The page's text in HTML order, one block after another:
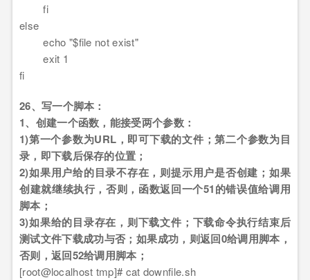
fi
else
echo "$file not exist"
exit 1
fi
26、写一个脚本：
1、创建一个函数，能接受两个参数：
1)第一个参数为URL，即可下载的文件；第二个参数为目
录，即下载后保存的位置；
2)如果用户给的目录不存在，则提示用户是否创建；如果
创建就继续执行，否则，函数返回一个51的错误值给调用
脚本；
3)如果给的目录存在，则下载文件；下载命令执行结束后
测试文件下载成功与否；如果成功，则返回0给调用脚本，
否则，返回52给调用脚本；
[root@localhost tmp]# cat downfile.sh